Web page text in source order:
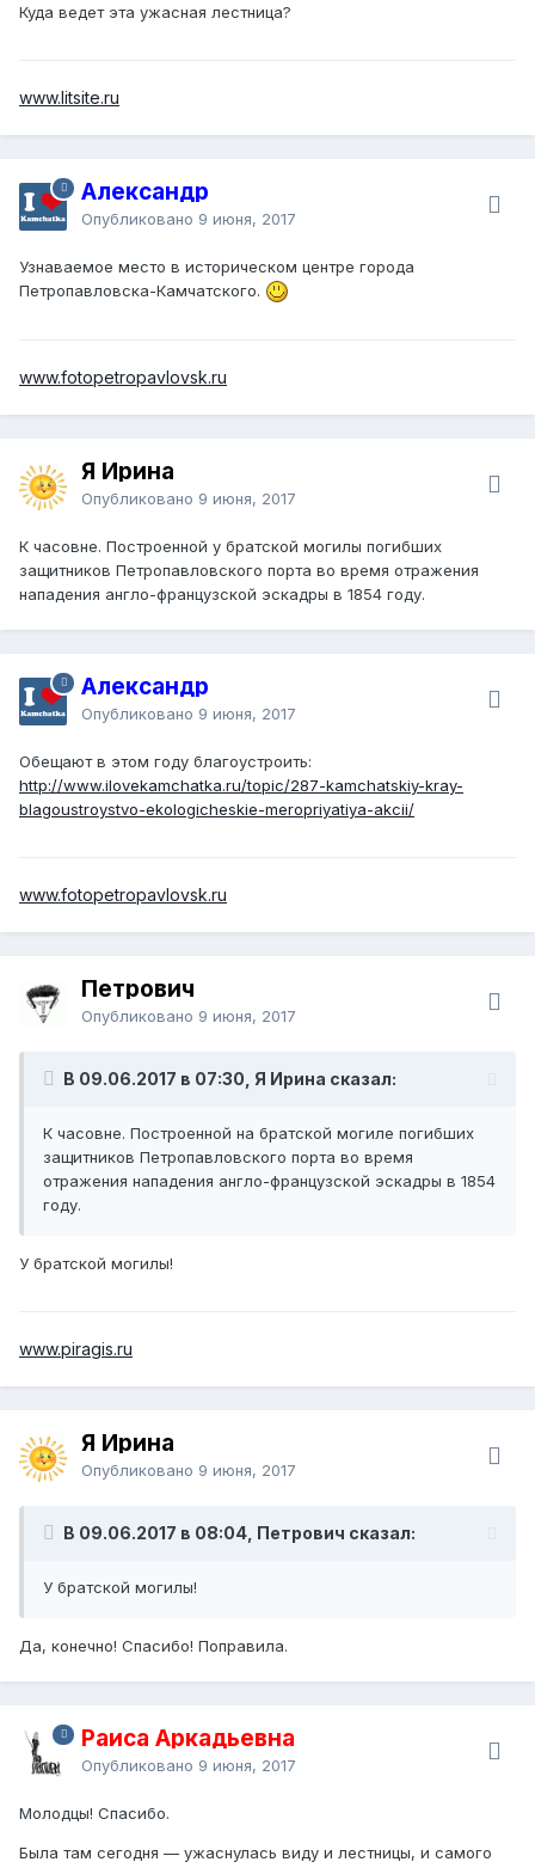
Куда ведет эта ужасная лестница?
www.litsite.ru
Александр
Опубликовано 9 июня, 2017
Узнаваемое место в историческом центре города
Петропавловска-Камчатского.
www.fotopetropavlovsk.ru
Я Ирина
Опубликовано 9 июня, 2017
К часовне. Построенной у братской могилы погибших
защитников Петропавловского порта во время отражения
нападения англо-французской эскадры в 1854 году.
Александр
Опубликовано 9 июня, 2017
Обещают в этом году благоустроить:
http://www.ilovekamchatka.ru/topic/287-kamchatskiy-kray-
blagoustroystvo-ekologicheskie-meropriyatiya-akcii/
www.fotopetropavlovsk.ru
Петрович
Опубликовано 9 июня, 2017
В 09.06.2017 в 07:30, Я Ирина сказал:
К часовне. Построенной на братской могиле погибших
защитников Петропавловского порта во время
отражения нападения англо-французской эскадры в 1854
году.
У братской могилы!
www.piragis.ru
Я Ирина
Опубликовано 9 июня, 2017
В 09.06.2017 в 08:04, Петрович сказал:
У братской могилы!
Да, конечно! Спасибо! Поправила.
Раиса Аркадьевна
Опубликовано 9 июня, 2017
Молодцы! Спасибо.
Была там сегодня — ужаснулась виду и лестницы, и самого